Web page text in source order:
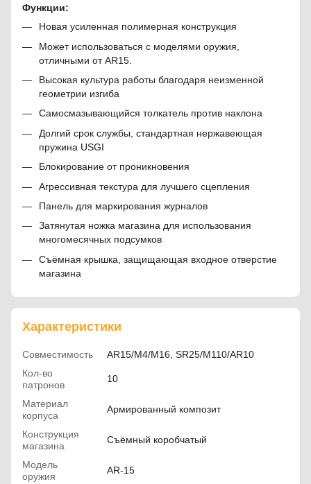
Функции:
Новая усиленная полимерная конструкция
Может использоваться с моделями оружия,
отличными от AR15.
Высокая культура работы благодаря неизменной
геометрии изгиба
Самосмазывающийся толкатель против наклона
Долгий срок службы, стандартная нержавеющая
пружина USGI
Блокирование от проникновения
Агрессивная текстура для лучшего сцепления
Панель для маркирования журналов
Затянутая ножка магазина для использования
многомесячных подсумков
Съёмная крышка, защищающая входное отверстие
магазина
Характеристики
Совместимость
AR15/M4/M16, SR25/M110/AR10
Кол-во
патронов
10
Материал
корпуса
Армированный композит
Конструкция
магазина
Съёмный коробчатый
Модель
оружия
AR-15